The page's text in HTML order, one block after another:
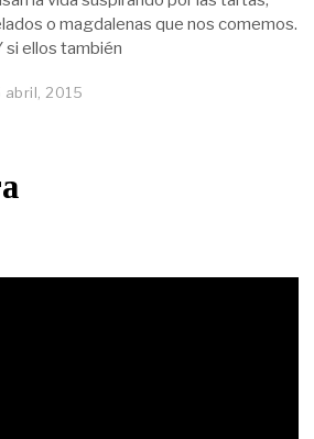
o magdalenas que nos comemos.
si ellos también
abril, 2015